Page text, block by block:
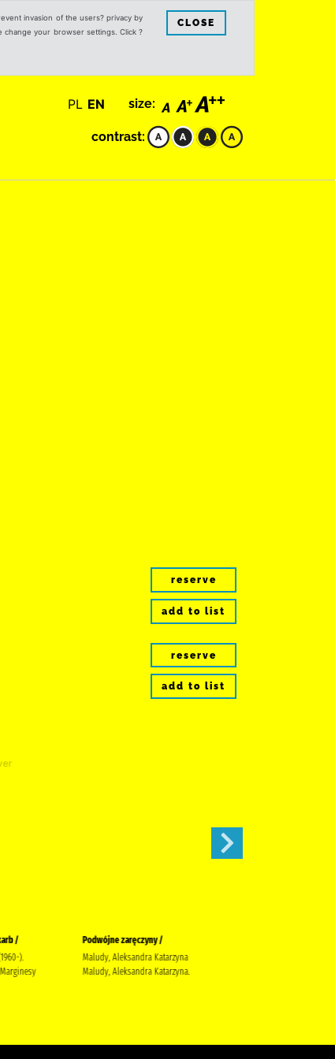
invasion of the users? privacy by
change your browser settings. Click ?
CLOSE
PL EN size:
contrast:
reserve
add to list
reserve
add to list
/
).
Podwójne zaręczyny /
Maludy, Aleksandra Katarzyna
Maludy, Aleksandra Katarzyna.